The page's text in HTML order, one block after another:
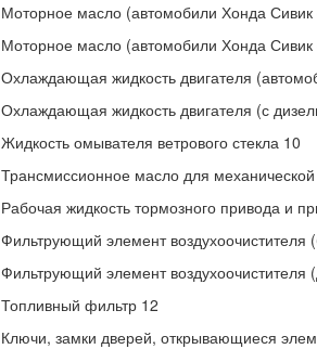
Моторное масло (автомобили Хонда
Моторное масло (автомобили Хонда
Охлаждающая жидкость двигателя
Охлаждающая жидкость двигателя (с
Жидкость омывателя ветрового стекла 10
Трансмиссионное масло для
Рабочая жидкость тормозного привода и
Фильтрующий элемент воздухоочистителя
Фильтрующий элемент воздухоочистителя
Топливный фильтр 12
Ключи, замки дверей, открывающиеся